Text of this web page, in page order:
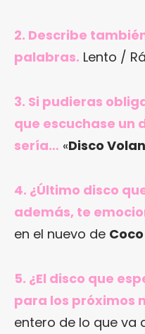
2. Describe
palabras. Lento /
3. Si pudieras
que escuchase un
sería… «Disco
4. ¿Último disco
además, te
en el nuevo de
5. ¿El disco que
para los próximos
entero de lo que va